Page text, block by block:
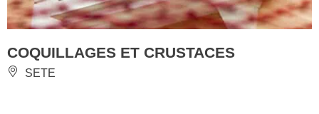
COQUILLAGES ET CRUSTACES
SETE